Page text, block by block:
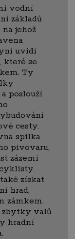
vodní
základů
jehož
uvidí
které se
Ty
poslouží
cesty.
spilka
pivovaru,
zázemí
získat
hrad,
zámkem.
zbytky valů
hradní